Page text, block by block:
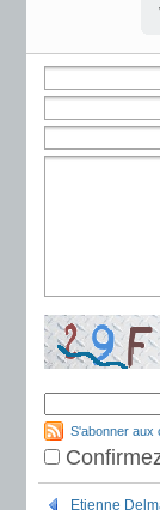
S'abonner aux
Etienne